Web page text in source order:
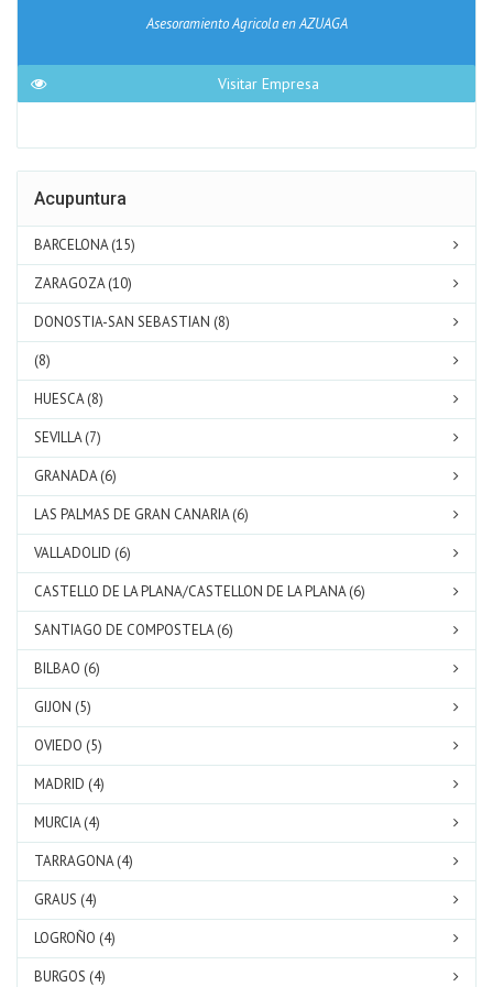
Asesoramiento Agricola en AZUAGA
Visitar Empresa
Acupuntura
BARCELONA (15)
ZARAGOZA (10)
DONOSTIA-SAN SEBASTIAN (8)
(8)
HUESCA (8)
SEVILLA (7)
GRANADA (6)
LAS PALMAS DE GRAN CANARIA (6)
VALLADOLID (6)
CASTELLO DE LA PLANA/CASTELLON DE LA PLANA (6)
SANTIAGO DE COMPOSTELA (6)
BILBAO (6)
GIJON (5)
OVIEDO (5)
MADRID (4)
MURCIA (4)
TARRAGONA (4)
GRAUS (4)
LOGROÑO (4)
BURGOS (4)